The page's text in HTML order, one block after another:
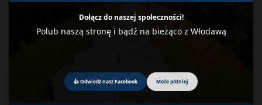
Dołącz do naszej społeczności!
Polub naszą stronę i bądź na bieżąco z Włodawą
👍 Odwiedź nasz Facebook Może później